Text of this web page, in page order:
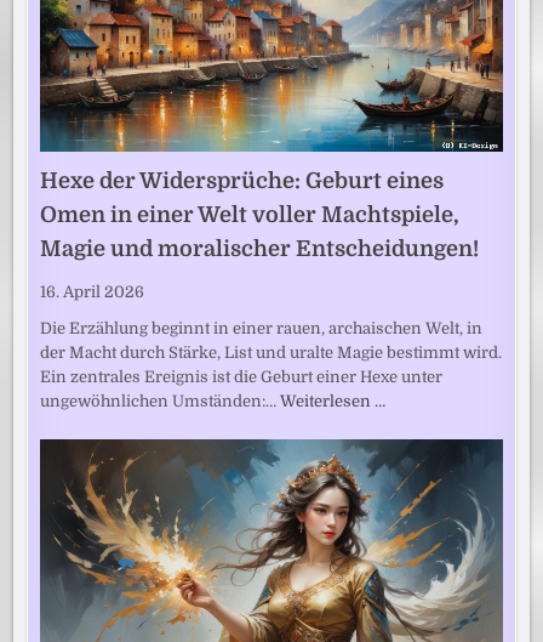
Hexe der Widersprüche: Geburt eines
Omen in einer Welt voller Machtspiele,
Magie und moralischer Entscheidungen!
16. April 2026
Die Erzählung beginnt in einer rauen, archaischen Welt, in
der Macht durch Stärke, List und uralte Magie bestimmt wird.
Ein zentrales Ereignis ist die Geburt einer Hexe unter
ungewöhnlichen Umständen:…Weiterlesen …